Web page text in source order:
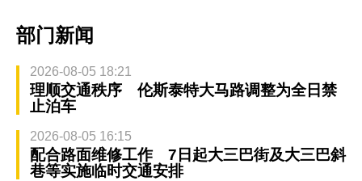
部门新闻
2026-08-05 18:21
理顺交通秩序 伦斯泰特大马路调整为全日禁
止泊车
2026-08-05 16:15
配合路面维修工作 7日起大三巴街及大三巴斜
巷等实施临时交通安排